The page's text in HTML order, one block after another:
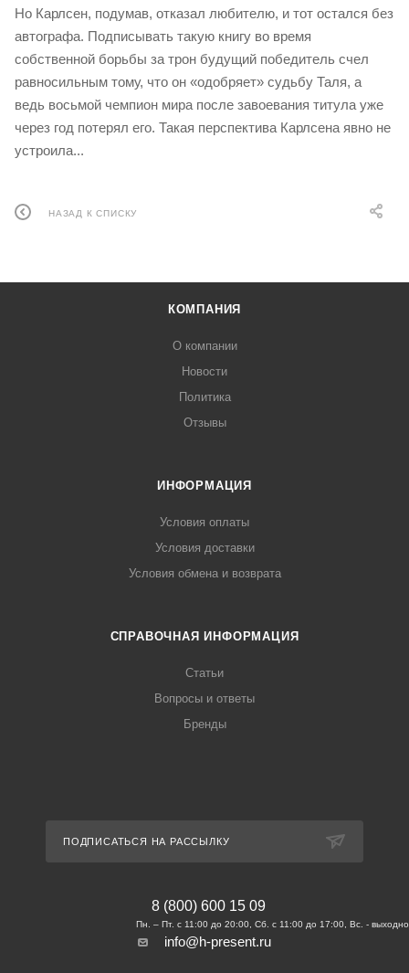
Но Карлсен, подумав, отказал любителю, и тот остался без
автографа. Подписывать такую книгу во время
собственной борьбы за трон будущий победитель счел
равносильным тому, что он «одобряет» судьбу Таля, а
ведь восьмой чемпион мира после завоевания титула уже
через год потерял его. Такая перспектива Карлсена явно не
устроила...
НАЗАД К СПИСКУ
КОМПАНИЯ
О компании
Новости
Политика
Отзывы
ИНФОРМАЦИЯ
Условия оплаты
Условия доставки
Условия обмена и возврата
СПРАВОЧНАЯ ИНФОРМАЦИЯ
Статьи
Вопросы и ответы
Бренды
ПОДПИСАТЬСЯ НА РАССЫЛКУ
8 (800) 600 15 09
info@h-present.ru